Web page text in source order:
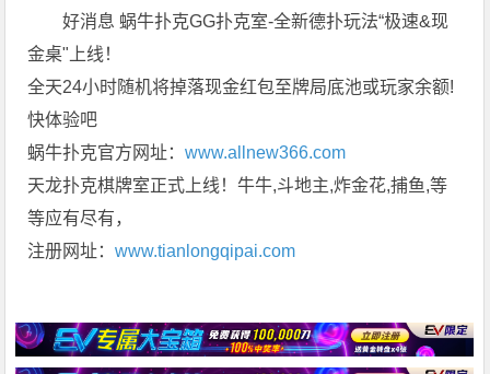
好消息 蜗牛扑克GG扑克室-全新德扑玩法“极速&现
金桌"上线！
全天24小时随机将掉落现金红包至牌局底池或玩家余额!
快体验吧
蜗牛扑克官方网址：www.allnew366.com
天龙扑克棋牌室正式上线！牛牛,斗地主,炸金花,捕鱼,等
等应有尽有，
注册网址：www.tianlongqipai.com